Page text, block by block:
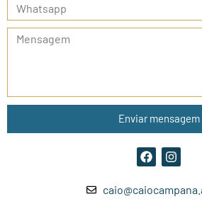
Enviar mensagem